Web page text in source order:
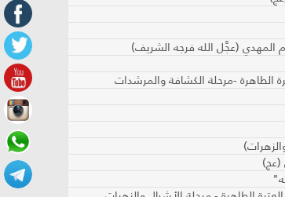
المهدي (عجَّل الله فرجه الشريف)
الطاهرة -مرحلة الكشافة والمرشدات
(عج)